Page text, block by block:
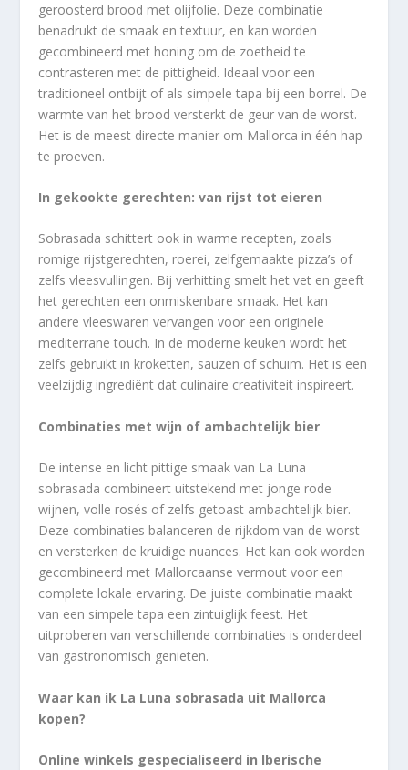
geroosterd brood met olijfolie. Deze combinatie
benadrukt de smaak en textuur, en kan worden
gecombineerd met honing om de zoetheid te
contrasteren met de pittigheid. Ideaal voor een
traditioneel ontbijt of als simpele tapa bij een borrel. De
warmte van het brood versterkt de geur van de worst.
Het is de meest directe manier om Mallorca in één hap
te proeven.
In gekookte gerechten: van rijst tot eieren
Sobrasada schittert ook in warme recepten, zoals
romige rijstgerechten, roerei, zelfgemaakte pizza’s of
zelfs vleesvullingen. Bij verhitting smelt het vet en geeft
het gerechten een onmiskenbare smaak. Het kan
andere vleeswaren vervangen voor een originele
mediterrane touch. In de moderne keuken wordt het
zelfs gebruikt in kroketten, sauzen of schuim. Het is een
veelzijdig ingrediënt dat culinaire creativiteit inspireert.
Combinaties met wijn of ambachtelijk bier
De intense en licht pittige smaak van La Luna
sobrasada combineert uitstekend met jonge rode
wijnen, volle rosés of zelfs getoast ambachtelijk bier.
Deze combinaties balanceren de rijkdom van de worst
en versterken de kruidige nuances. Het kan ook worden
gecombineerd met Mallorcaanse vermout voor een
complete lokale ervaring. De juiste combinatie maakt
van een simpele tapa een zintuiglijk feest. Het
uitproberen van verschillende combinaties is onderdeel
van gastronomisch genieten.
Waar kan ik La Luna sobrasada uit Mallorca
kopen?
Online winkels gespecialiseerd in Iberische